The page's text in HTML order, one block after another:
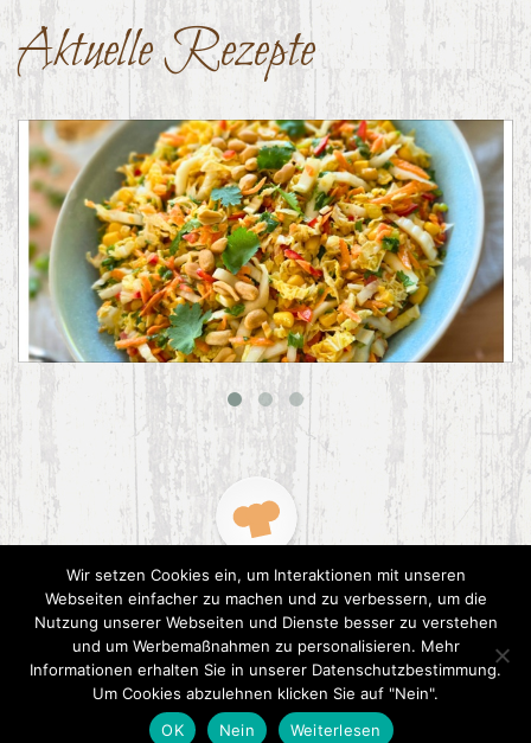
Aktuelle Rezepte
Asiatischer Chinakohl-Salat
2015 CookPress. All right reserved.Datenschutz
Wir setzen Cookies ein, um Interaktionen mit unseren
Webseiten einfacher zu machen und zu verbessern, um die
Nutzung unserer Webseiten und Dienste besser zu verstehen
und um Werbemaßnahmen zu personalisieren. Mehr
Informationen erhalten Sie in unserer Datenschutzbestimmung.
Um Cookies abzulehnen klicken Sie auf "Nein".
OK
Nein Weiterlesen